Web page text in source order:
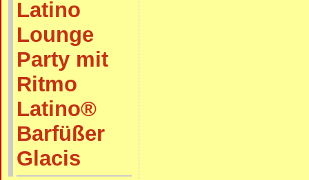
Latino
Lounge
Party mit
Ritmo
Latino®
Barfüßer
Glacis